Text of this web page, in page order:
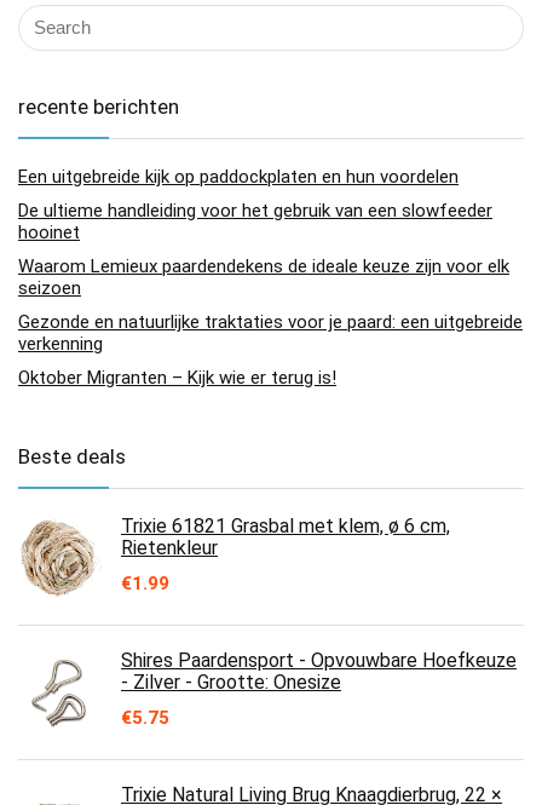
recente berichten
Een uitgebreide kijk op paddockplaten en hun voordelen
De ultieme handleiding voor het gebruik van een slowfeeder
hooinet
Waarom Lemieux paardendekens de ideale keuze zijn voor elk
seizoen
Gezonde en natuurlijke traktaties voor je paard: een uitgebreide
verkenning
Oktober Migranten – Kijk wie er terug is!
Beste deals
Trixie 61821 Grasbal met klem, ø 6 cm,
Rietenkleur
€1.99
Shires Paardensport - Opvouwbare Hoefkeuze
- Zilver - Grootte: Onesize
€5.75
Trixie Natural Living Brug Knaagdierbrug, 22 ×